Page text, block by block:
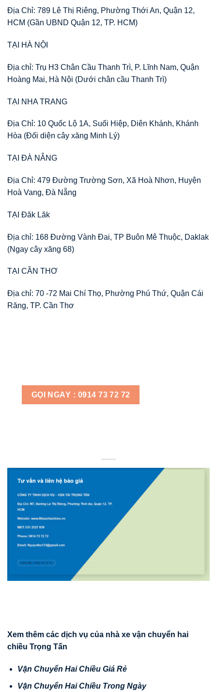
Địa Chỉ: 789 Lê Thị Riêng, Phường Thới An, Quận 12,
HCM (Gần UBND Quận 12, TP. HCM)
TẠI HÀ NỘI
Địa chỉ: Trụ H3 Chân Cầu Thanh Trì, P. Lĩnh Nam, Quận
Hoàng Mai, Hà Nội (Dưới chân cầu Thanh Trì)
TẠI NHA TRANG
Địa Chỉ: 10 Quốc Lộ 1A, Suối Hiệp, Diên Khánh, Khánh
Hòa (Đối diện cây xăng Minh Lý)
TẠI ĐÀ NẴNG
Địa Chỉ: 479 Đường Trường Sơn, Xã Hoà Nhơn, Huyện
Hoà Vang, Đà Nẵng
TẠI Đăk Lăk
Địa chỉ: 168 Đường Vành Đai, TP Buôn Mê Thuộc, Daklak
(Ngay cây xăng 68)
TẠI CẦN THƠ
Địa chỉ: 70 -72 Mai Chí Thọ, Phường Phú Thứ, Quận Cái
Răng, TP. Cần Thơ
GỌI NGAY : 0914 73 72 72
Xem thêm các d ịch vụ của nhà xe vận chuyển hai
chiều Trọng Tấn
Vận Chuyển Hai Chiều Giá Rẻ
Vận Chuyển Hai Chiều Trong Ngày